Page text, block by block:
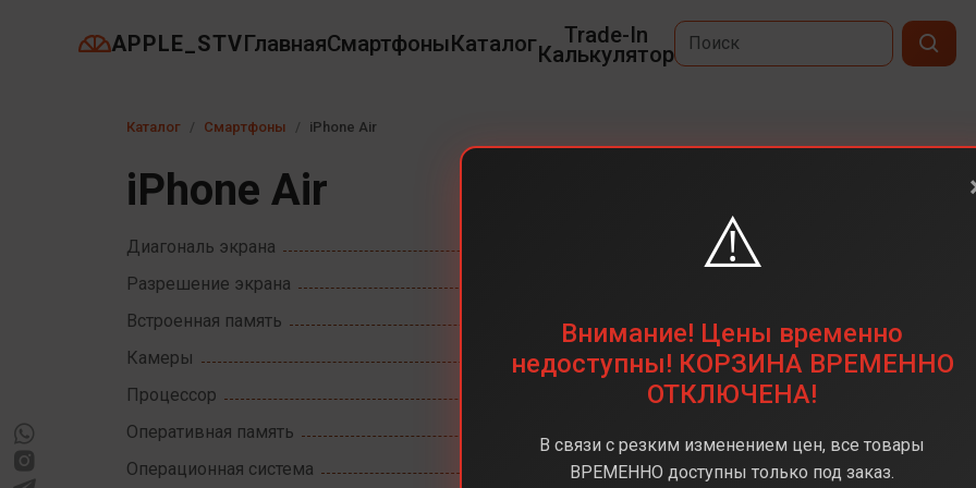
APPLE_STVГлавнаяСмартфоныКаталог Trade-In
Калькулятор
Каталог Смартфоны iPhone Air
iPhone Air
Диагональ экрана
Разрешение экрана
Встроенная память
Камеры
48 мп
Процессор
Apple A19 Pro
Оперативная память
Операционная система
iOS 26
⚠️
Внимание! Цены временно
недоступны! КОРЗИНА ВРЕМЕННО
ОТКЛЮЧЕНА!
В связи с резким изменением цен, все товары
ВРЕМЕННО доступны только под заказ.